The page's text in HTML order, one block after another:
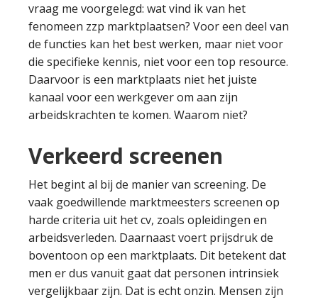
vraag me voorgelegd: wat vind ik van het
fenomeen zzp marktplaatsen? Voor een deel van
de functies kan het best werken, maar niet voor
die specifieke kennis, niet voor een top resource.
Daarvoor is een marktplaats niet het juiste
kanaal voor een werkgever om aan zijn
arbeidskrachten te komen. Waarom niet?
Verkeerd screenen
Het begint al bij de manier van screening. De
vaak goedwillende marktmeesters screenen op
harde criteria uit het cv, zoals opleidingen en
arbeidsverleden. Daarnaast voert prijsdruk de
boventoon op een marktplaats. Dit betekent dat
men er dus vanuit gaat dat personen intrinsiek
vergelijkbaar zijn. Dat is echt onzin. Mensen zijn